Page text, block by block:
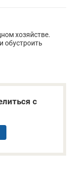
хозяйстве.
обустроить
с